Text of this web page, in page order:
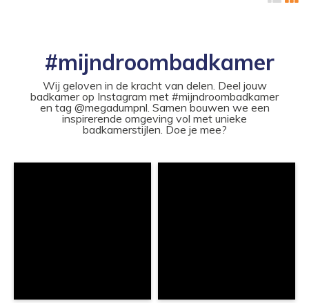
#mijndroombadkamer
Wij geloven in de kracht van delen. Deel jouw
badkamer op Instagram met #mijndroombadkamer
en tag @megadumpnl. Samen bouwen we een
inspirerende omgeving vol met unieke
badkamerstijlen. Doe je mee?